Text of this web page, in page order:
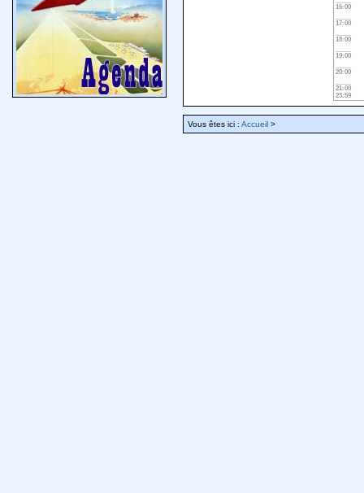
16:00
17:00
18:00
19:00
20:00
21:00
23:59
Vous êtes ici : Accueil >